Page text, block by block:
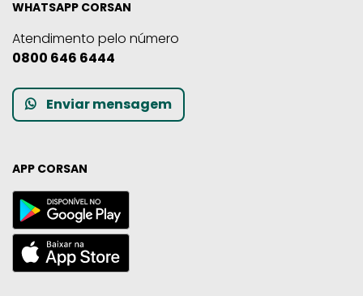
WHATSAPP CORSAN
Atendimento pelo número
0800 646 6444
Enviar mensagem
APP CORSAN